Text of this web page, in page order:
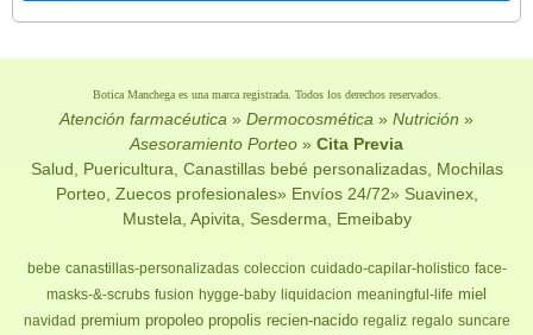
Botica Manchega es una marca registrada. Todos los derechos reservados.
Atención farmacéutica » Dermocosmética » Nutrición »
Asesoramiento Porteo » Cita Previa
Salud, Puericultura, Canastillas bebé personalizadas, Mochilas
Porteo, Zuecos profesionales» Envíos 24/72» Suavinex,
Mustela, Apivita, Sesderma, Emeibaby
bebe canastillas-personalizadas coleccion cuidado-capilar-holistico face-
masks-&-scrubs fusion hygge-baby liquidacion meaningful-life miel
navidad premium propoleo propolis recien-nacido regaliz regalo suncare